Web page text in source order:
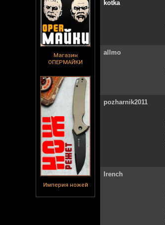
Магазин
ОПЕРМАЙКИ
Империя ножей
kotka
allmo
pozharnik2011
Irench